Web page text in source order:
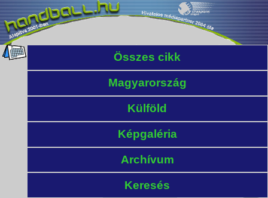
Összes cikk
Magyarország
Külföld
Képgaléria
Archívum
Keresés